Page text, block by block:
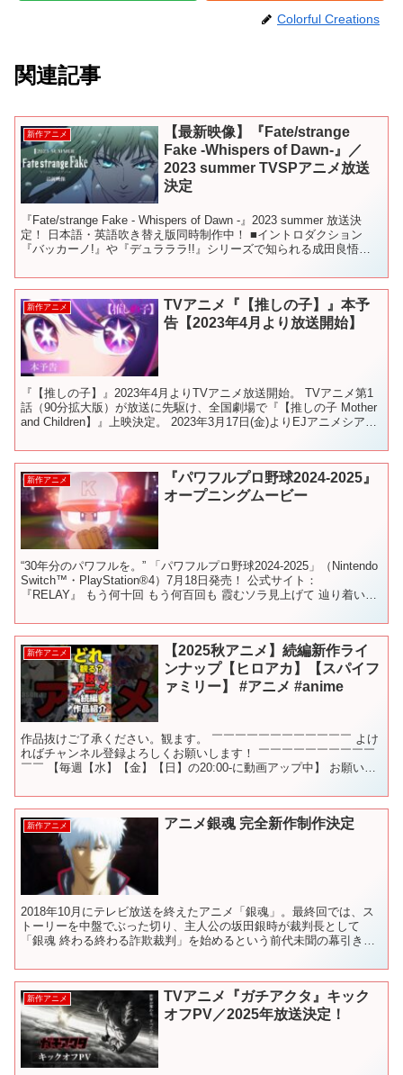
Colorful Creations
関連記事
新作アニメ
【最新映像】『Fate/strange
Fake -Whispers of Dawn-』／
2023 summer TVSPアニメ放送
決定
『Fate/strange Fake - Whispers of Dawn -』2023 summer 放送決
定！ 日本語・英語吹き替え版同時制作中！ ■イントロダクション
『バッカーノ!』や『デュラララ!!』シリーズで知られる成田良悟が
新作アニメ
TVアニメ『【推しの子】』本予
告【2023年4月より放送開始】
『【推しの子】』2023年4月よりTVアニメ放送開始。 TVアニメ第1
話（90分拡大版）が放送に先駆け、全国劇場で『【推しの子 Mother
and Children】』上映決定。 2023年3月17日(金)よりEJアニメシアタ
新作アニメ
『パワフルプロ野球2024-2025』
オープニングムービー
“30年分のパワフルを。” 「パワフルプロ野球2024-2025」（Nintendo
Switch™・PlayStation®4）7月18日発売！ 公式サイト：
『RELAY』 もう何十回 もう何百回も 霞むソラ見上げて 辿り着いた
新作アニメ
【2025秋アニメ】続編新作ライ
ンナップ【ヒロアカ】【スパイフ
ァミリー】 #アニメ #anime
作品抜けご了承ください。観ます。 ￣￣￣￣￣￣￣￣￣￣￣￣ よけ
ればチャンネル登録よろしくお願いします！ ￣￣￣￣￣￣￣￣￣￣
￣￣ 【毎週【水】【金】【日】の20:00-に動画アップ中】 お願いし
新作アニメ アニメ銀魂 完全新作制作決定
2018年10月にテレビ放送を終えたアニメ「銀魂」。最終回では、ス
トーリーを中盤でぶった切り、主人公の坂田銀時が裁判長として
「銀魂 終わる終わる詐欺裁判」を始めるという前代未聞の幕引きを
新作アニメ
TVアニメ『ガチアクタ』キック
オフPV／2025年放送決定！